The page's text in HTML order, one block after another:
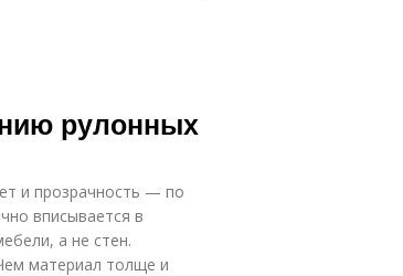
рулонных
и прозрачность — по
вписывается в
а не стен.
материал толще и